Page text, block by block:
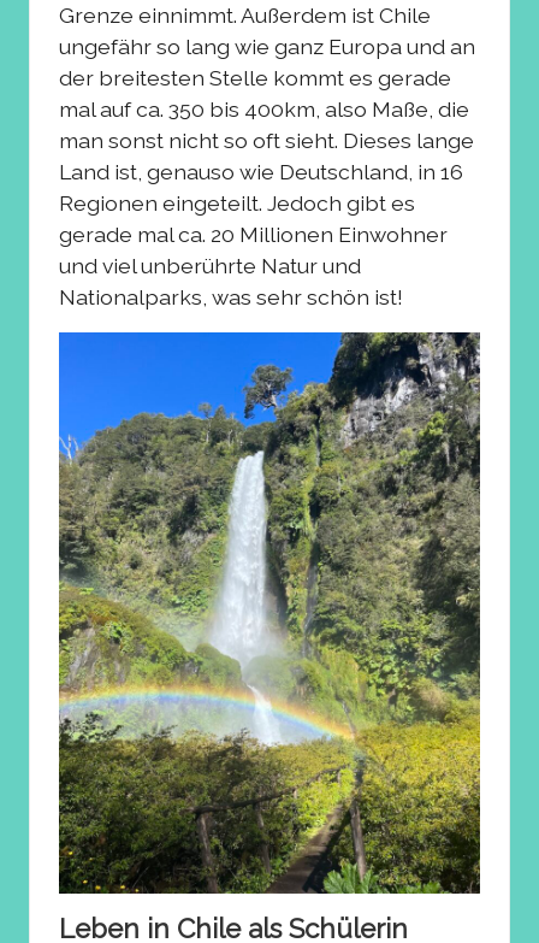
Grenze einnimmt. Außerdem ist Chile
ungefähr so lang wie ganz Europa und an
der breitesten Stelle kommt es gerade
mal auf ca. 350 bis 400km, also Maße, die
man sonst nicht so oft sieht. Dieses lange
Land ist, genauso wie Deutschland, in 16
Regionen eingeteilt. Jedoch gibt es
gerade mal ca. 20 Millionen Einwohner
und viel unberührte Natur und
Nationalparks, was sehr schön ist!
Leben in Chile als Schülerin